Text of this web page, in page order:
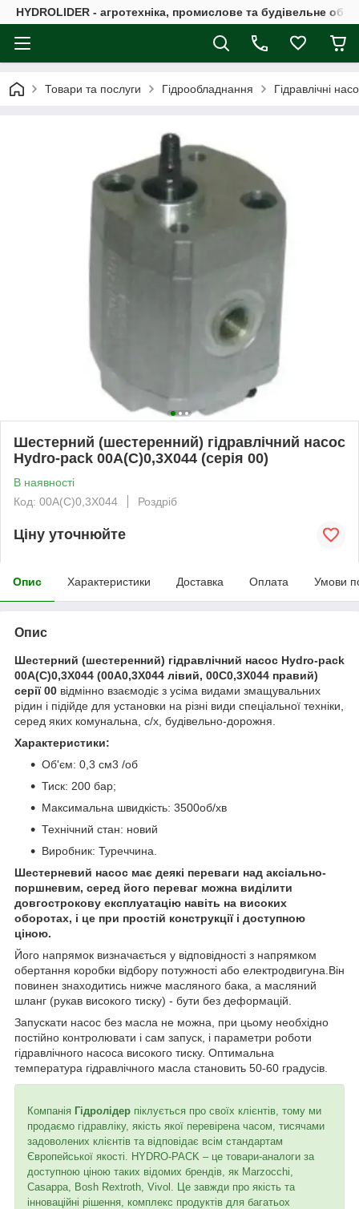
HYDROLIDER - агротехніка, промислове та будівельне
Товари та послуги Гідрообладнання Гідравлічні
Шестерний (шестеренний) гідравлічний насос
Hydro-pack 00A(C)0,3X044 (серія 00)
В наявності
Код: 00A(C)0,3X044
Роздріб
Ціну уточнюйте
Опис Характеристики Доставка Оплата Умови
Опис
Шестерний (шестеренний) гідравлічний насос Hydro-pack
00A(C)0,3X044 (00A0,3X044 лівий, 00C0,3X044 правий)
серії 00 відмінно взаємодіє з усіма видами змащувальних
рідин і підійде для установки на різні види спеціальної техніки,
серед яких комунальна, с/х, будівельно-дорожня.
Характеристики:
Об'єм: 0,3 см3 /об
Тиск: 200 бар;
Максимальна швидкість: 3500об/хв
Технічний стан: новий
Виробник: Туреччина.
Шестерневий насос має деякі переваги над аксіально-
поршневим, серед його переваг можна виділити
довгострокову експлуатацію навіть на високих
оборотах, і це при простій конструкції і доступною
ціною.
Його напрямок визначається у відповідності з напрямком
обертання коробки відбору потужності або електродвигуна.Він
повинен знаходитись нижче масляного бака, а масляний
шланг (рукав високого тиску) - бути без деформацій.
Запускати насос без масла не можна, при цьому необхідно
постійно контролювати і сам запуск, і параметри роботи
гідравлічного насоса високого тиску. Оптимальна
температура гідравлічного масла становить 50-60 градусів.
Компанія Гідролідер піклується про своїх клієнтів, тому ми
продаємо гідравліку, якість якої перевірена часом, тисячами
задоволених клієнтів та відповідає всім стандартам
Європейської якості. HYDRO-PACK – це товари-аналоги за
доступною ціною таких відомих брендів, як Marzocchi,
Casappa, Bosh Rextroth, Vivol. Це завжди про якість та
інноваційні рішення, комплекс продуктів для багатьох